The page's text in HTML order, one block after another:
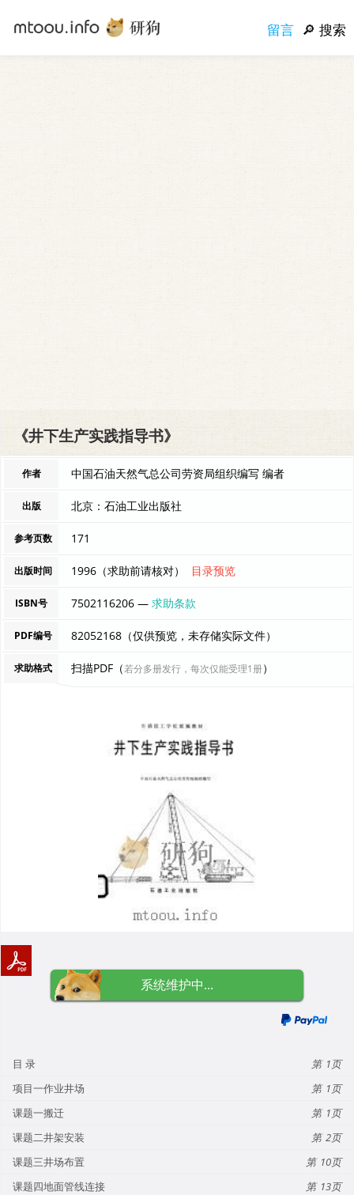
留言 搜索
《井下生产实践指导书》
作者 中国石油天然气总公司劳资局组织编写 编者
出版 北京：石油工业出版社
参考页数 171
出版时间 1996（求助前请核对） 目录预览
ISBN号 7502116206 —求助条款
PDF编号 82052168（仅供预览，未存储实际文件）
求助格式 扫描PDF（若分多册发行，每次仅能受理1册）
系统维护中...
目 录
1
项目一作业井场
1
课题一搬迁
1
课题二井架安装
2
课题三井场布置
10
课题四地面管线连接
13